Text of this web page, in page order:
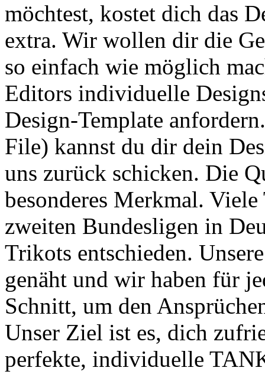
möchtest, kostet dich das
extra. Wir wollen dir die
so einfach wie möglich
Editors individuelle
Design-Template
File) kannst du dir dein
uns zurück schicken. Die
besonderes Merkmal. Viele
zweiten Bundesligen in
Trikots entschieden.
genäht und wir haben für
Schnitt, um den
Unser Ziel ist es, dich
perfekte, individuelle